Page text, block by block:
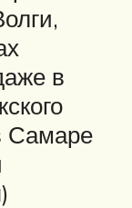
в
Самаре